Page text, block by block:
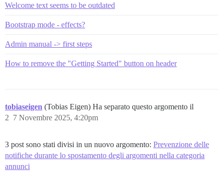
Welcome text seems to be outdated
Bootstrap mode - effects?
Admin manual -> first steps
How to remove the "Getting Started" button on header
tobiaseigen (Tobias Eigen) Ha separato questo argomento il
7 Novembre 2025, 4:20pm
2
3 post sono stati divisi in un nuovo argomento: Prevenzione delle
notifiche durante lo spostamento degli argomenti nella categoria
annunci